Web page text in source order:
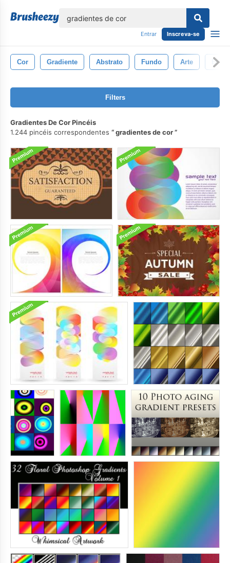
Entrar Inscreva-se
Cor Gradiente Abstrato Fundo Arte
Filters
Gradientes De Cor Pincéis
1.244 pincéis correspondentes
gradientes de cor